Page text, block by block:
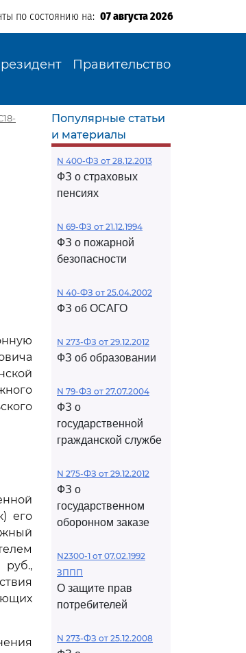
по состоянию на: 07 августа 2026
Правительство
его
Популярные статьи
и материалы
N 400-ФЗ от 28.12.2013
ФЗ о страховых
пенсиях
N 69-ФЗ от 21.12.1994
ФЗ о пожарной
безопасности
N 40-ФЗ от 25.04.2002
ФЗ об ОСАГО
N 273-ФЗ от 29.12.2012
ФЗ об образовании
N 79-ФЗ от 27.07.2004
ФЗ о
государственной
гражданской службе
N 275-ФЗ от 29.12.2012
ФЗ о
государственном
оборонном заказе
N2300-1 от 07.02.1992
ЗППП
О защите прав
потребителей
N 273-ФЗ от 25.12.2008